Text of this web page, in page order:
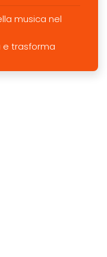
musica nel
e trasforma